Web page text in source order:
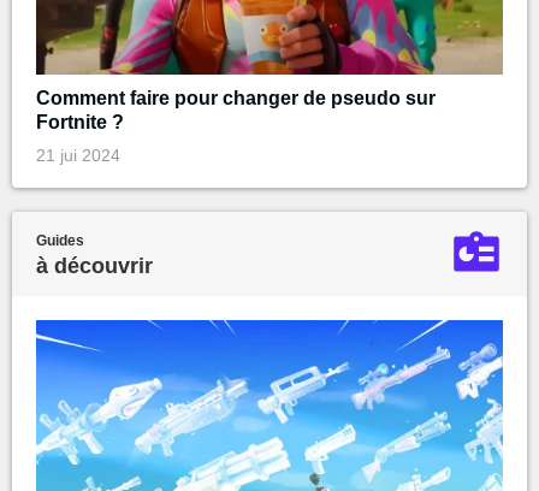
Comment faire pour changer de pseudo sur
Fortnite ?
21 jui 2024
Guides
à découvrir